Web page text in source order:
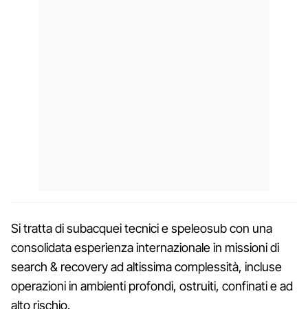
Si tratta di subacquei tecnici e speleosub con una
consolidata esperienza internazionale in missioni di
search & recovery ad altissima complessità, incluse
operazioni in ambienti profondi, ostruiti, confinati e ad
alto rischio.